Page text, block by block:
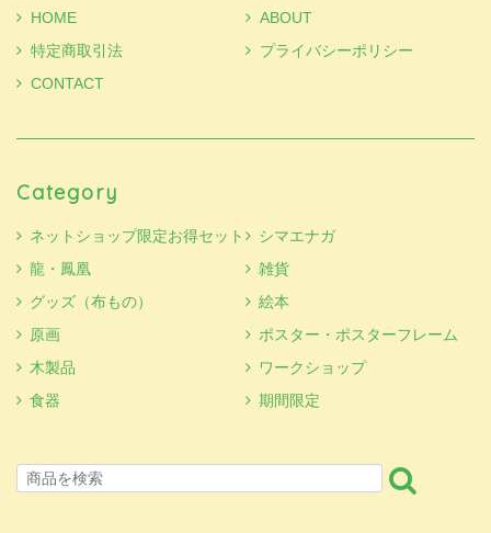
HOME
ABOUT
特定商取引法
プライバシーポリシー
CONTACT
Category
ネットショップ限定お得セット
シマエナガ
龍・鳳凰
雑貨
グッズ（布もの）
絵本
原画
ポスター・ポスターフレーム
木製品
ワークショップ
食器
期間限定